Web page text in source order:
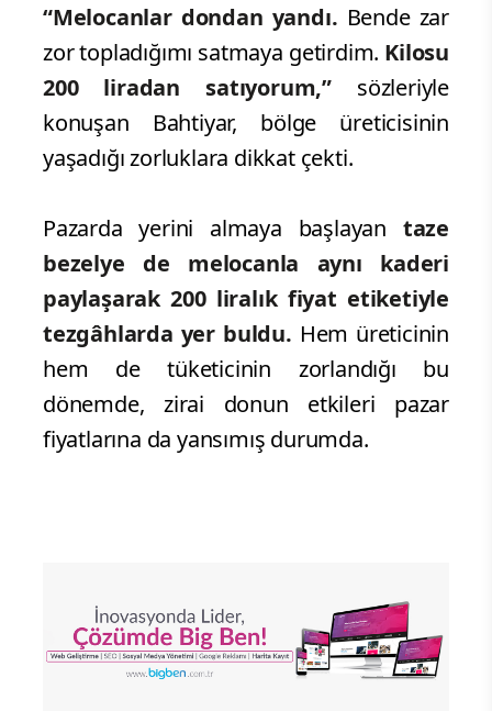
“Melocanlar dondan yandı. Bende zar
zor topladığımı satmaya getirdim. Kilosu
200 liradan satıyorum,”sözleriyle
konuşan Bahtiyar, bölge üreticisinin
yaşadığı zorluklara dikkat çekti.
Pazarda yerini almaya başlayan taze
bezelye de melocanla aynı kaderi
paylaşarak 200 liralık fiyat etiketiyle
tezgâhlarda yer buldu. Hem üreticinin
hem de tüketicinin zorlandığı bu
dönemde, zirai donun etkileri pazar
fiyatlarına da yansımış durumda.